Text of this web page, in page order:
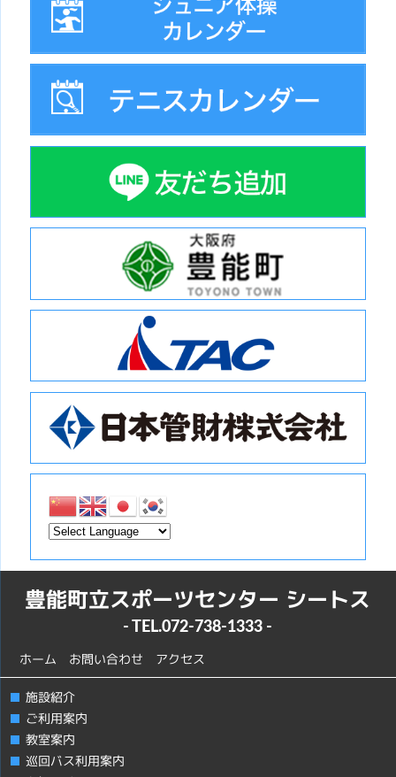
豊能町立スポーツセンター シートス
- TEL.072-738-1333 -
ホーム お問い合わせ アクセス
施設紹介
ご利用案内
教室案内
巡回バス利用案内